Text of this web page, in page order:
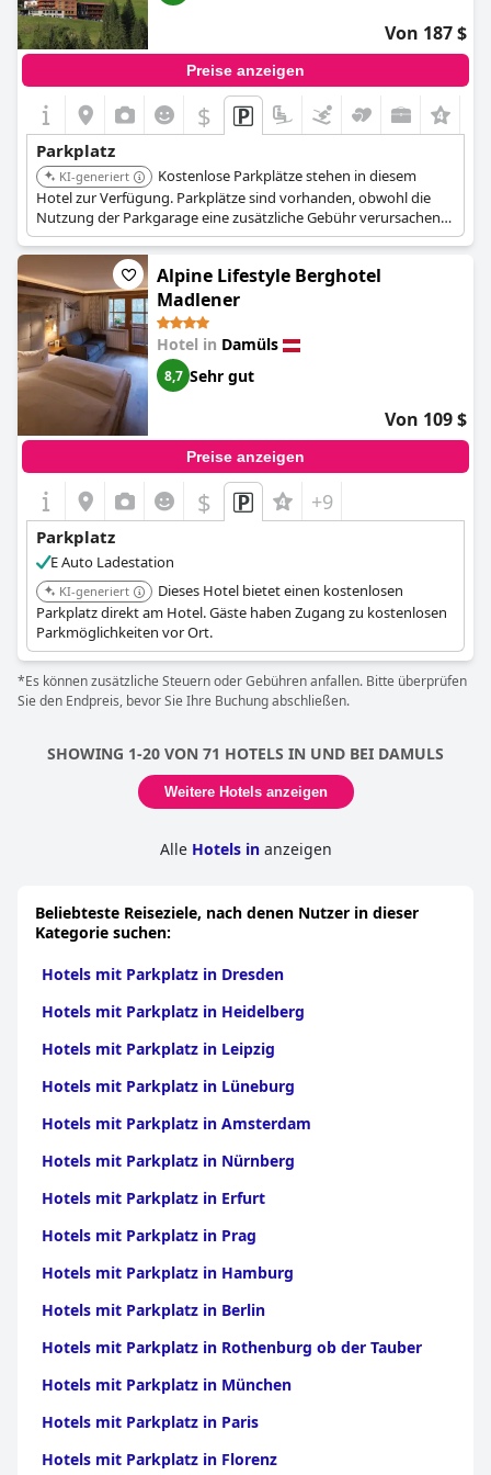
Von 187 $
Preise anzeigen
$
Parkplatz
KI-generiert
Kostenlose Parkplätze stehen in diesem
Hotel zur Verfügung. Parkplätze sind vorhanden, obwohl die
Nutzung der Parkgarage eine zusätzliche Gebühr verursachen
kann.
Alpine Lifestyle Berghotel
Madlener
Hotel in Damüls
8,7 Sehr gut
Von 109 $
Preise anzeigen
$ +9
Parkplatz
E Auto Ladestation
KI-generiert
Dieses Hotel bietet einen kostenlosen
Parkplatz direkt am Hotel. Gäste haben Zugang zu kostenlosen
Parkmöglichkeiten vor Ort.
*Es können zusätzliche Steuern oder Gebühren anfallen. Bitte überprüfen
Sie den Endpreis, bevor Sie Ihre Buchung abschließen.
SHOWING 1-20 VON 71 HOTELS IN UND BEI DAMULS
Weitere Hotels anzeigen
Alle Hotels in anzeigen
Beliebteste Reiseziele, nach denen Nutzer in dieser
Kategorie suchen:
Hotels mit Parkplatz in Dresden
Hotels mit Parkplatz in Heidelberg
Hotels mit Parkplatz in Leipzig
Hotels mit Parkplatz in Lüneburg
Hotels mit Parkplatz in Amsterdam
Hotels mit Parkplatz in Nürnberg
Hotels mit Parkplatz in Erfurt
Hotels mit Parkplatz in Prag
Hotels mit Parkplatz in Hamburg
Hotels mit Parkplatz in Berlin
Hotels mit Parkplatz in Rothenburg ob der Tauber
Hotels mit Parkplatz in München
Hotels mit Parkplatz in Paris
Hotels mit Parkplatz in Florenz